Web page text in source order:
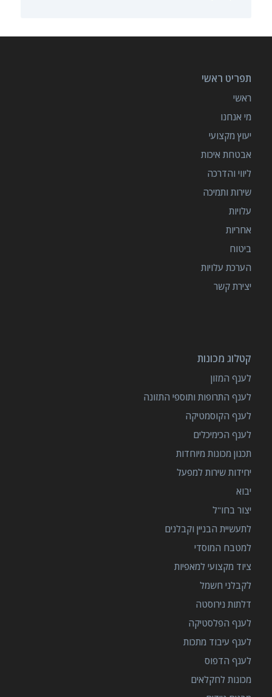
תפריט ראשי
ראשי
מי אנחנו
יעוץ מקצועי
אבטחת איכות
ליווי והדרכה
שירות ותמיכה
עלויות
אחריות
ביטוח
הערכת עלויות
יצירת קשר
קטלוג מכונות
לענף המזון
לענף התרופות ותוספי התזונה
לענף הקוסמטיקה
לענף הכימיכלים
תכנון מכונות מיוחדות
יחידות שירות למפעל
יבוא
יצור בחו"ל
לתעשיית הבניין וקבלנים
למטבח המוסדי
ציוד מקצועי למאפיות
לקבלני חשמל
דלתות נירוסטה
לענף הפלסטיקה
לענף עיבוד מתכות
לענף הדפוס
מכונות לחקלאים